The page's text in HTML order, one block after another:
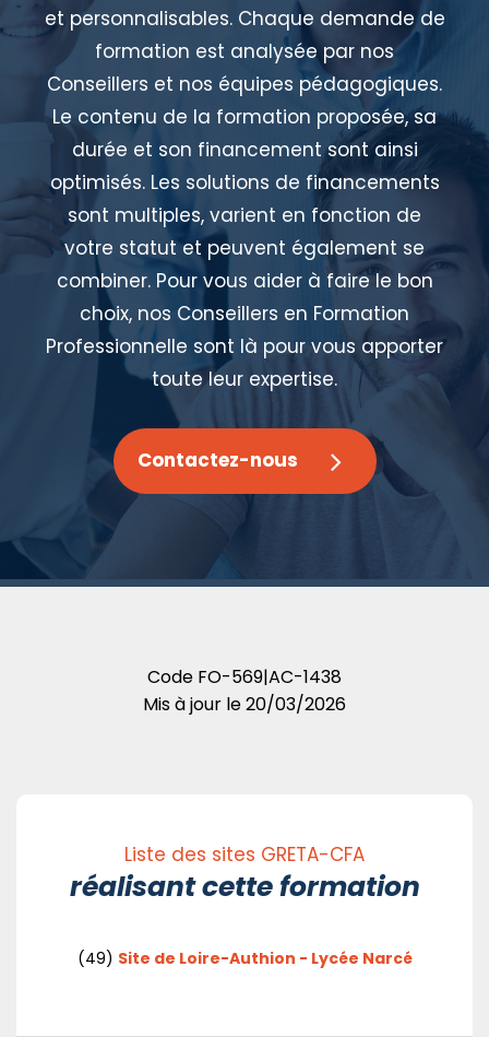
et personnalisables. Chaque demande de
formation est analysée par nos
Conseillers et nos équipes pédagogiques.
Le contenu de la formation proposée, sa
durée et son financement sont ainsi
optimisés. Les solutions de financements
sont multiples, varient en fonction de
votre statut et peuvent également se
combiner. Pour vous aider à faire le bon
choix, nos Conseillers en Formation
Professionnelle sont là pour vous apporter
toute leur expertise.
Contactez-nous
Code FO-569|AC-1438
Mis à jour le20/03/2026
Liste des sites GRETA-CFA
réalisant cette formation
(49) Site de Loire-Authion - Lycée Narcé